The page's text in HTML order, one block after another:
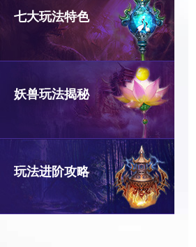
七大玩法特色
妖兽玩法揭秘
玩法进阶攻略